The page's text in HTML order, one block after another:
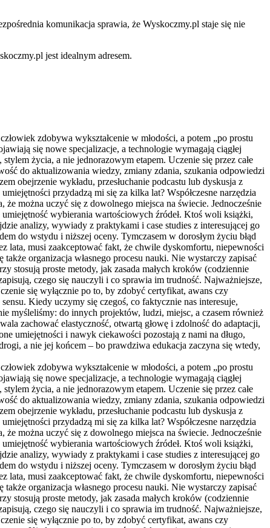
komunikacja sprawia, że Wyskoczmy.pl staje się nie
jest idealnym adresem.
zdobywa wykształcenie w młodości, a potem „po prostu
się nowe specjalizacje, a technologie wymagają ciągłej
życia, a nie jednorazowym etapem. Uczenie się przez całe
do aktualizowania wiedzy, zmiany zdania, szukania odpowiedzi
obejrzenie wykładu, przesłuchanie podcastu lub dyskusja z
przydadzą mi się za kilka lat? Współczesne narzędzia
można uczyć się z dowolnego miejsca na świecie. Jednocześnie
wybierania wartościowych źródeł. Ktoś woli książki,
analizy, wywiady z praktykami i case studies z interesującej go
do wstydu i niższej oceny. Tymczasem w dorosłym życiu błąd
lata, musi zaakceptować fakt, że chwile dyskomfortu, niepewności
organizacja własnego procesu nauki. Nie wystarczy zapisać
stosują proste metody, jak zasada małych kroków (codziennie
czego się nauczyli i co sprawia im trudność. Najważniejsze,
się wyłącznie po to, by zdobyć certyfikat, awans czy
Kiedy uczymy się czegoś, co faktycznie nas interesuje,
myśleliśmy: do innych projektów, ludzi, miejsc, a czasem również
zachować elastyczność, otwartą głowę i zdolność do adaptacji,
umiejętności i nawyk ciekawości pozostają z nami na długo,
a nie jej końcem – bo prawdziwa edukacja zaczyna się wtedy,
zdobywa wykształcenie w młodości, a potem „po prostu
się nowe specjalizacje, a technologie wymagają ciągłej
życia, a nie jednorazowym etapem. Uczenie się przez całe
do aktualizowania wiedzy, zmiany zdania, szukania odpowiedzi
obejrzenie wykładu, przesłuchanie podcastu lub dyskusja z
przydadzą mi się za kilka lat? Współczesne narzędzia
można uczyć się z dowolnego miejsca na świecie. Jednocześnie
wybierania wartościowych źródeł. Ktoś woli książki,
analizy, wywiady z praktykami i case studies z interesującej go
do wstydu i niższej oceny. Tymczasem w dorosłym życiu błąd
lata, musi zaakceptować fakt, że chwile dyskomfortu, niepewności
organizacja własnego procesu nauki. Nie wystarczy zapisać
stosują proste metody, jak zasada małych kroków (codziennie
czego się nauczyli i co sprawia im trudność. Najważniejsze,
się wyłącznie po to, by zdobyć certyfikat, awans czy